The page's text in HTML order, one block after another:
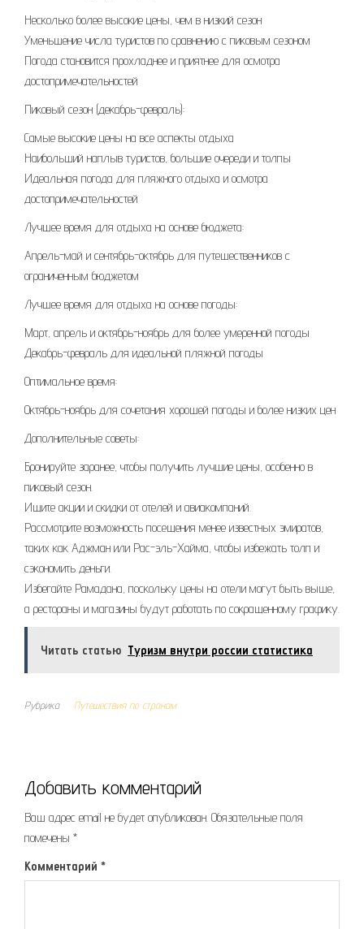
Несколько более высокие цены, чем в низкий сезон
Уменьшение числа туристов по сравнению с пиковым сезоном
Погода становится прохладнее и приятнее для осмотра
достопримечательностей
Пиковый сезон (декабрь-февраль):
Самые высокие цены на все аспекты отдыха
Наибольший наплыв туристов, большие очереди и толпы
Идеальная погода для пляжного отдыха и осмотра
достопримечательностей
Лучшее время для отдыха на основе бюджета:
Апрель-май и сентябрь-октябрь для путешественников с
ограниченным бюджетом
Лучшее время для отдыха на основе погоды:
Март, апрель и октябрь-ноябрь для более умеренной погоды
Декабрь-февраль для идеальной пляжной погоды
Оптимальное время:
Октябрь-ноябрь для сочетания хорошей погоды и более низких цен
Дополнительные советы:
Бронируйте заранее, чтобы получить лучшие цены, особенно в
пиковый сезон.
Ищите акции и скидки от отелей и авиакомпаний.
Рассмотрите возможность посещения менее известных эмиратов,
таких как Аджман или Рас-эль-Хайма, чтобы избежать толп и
сэкономить деньги.
Избегайте Рамадана, поскольку цены на отели могут быть выше,
а рестораны и магазины будут работать по сокращенному графику.
Читать статью Туризм внутри россии статистика
Рубрика Путешествия по странам
Добавить комментарий
Ваш адрес email не будет опубликован. Обязательные поля
помечены *
Комментарий *